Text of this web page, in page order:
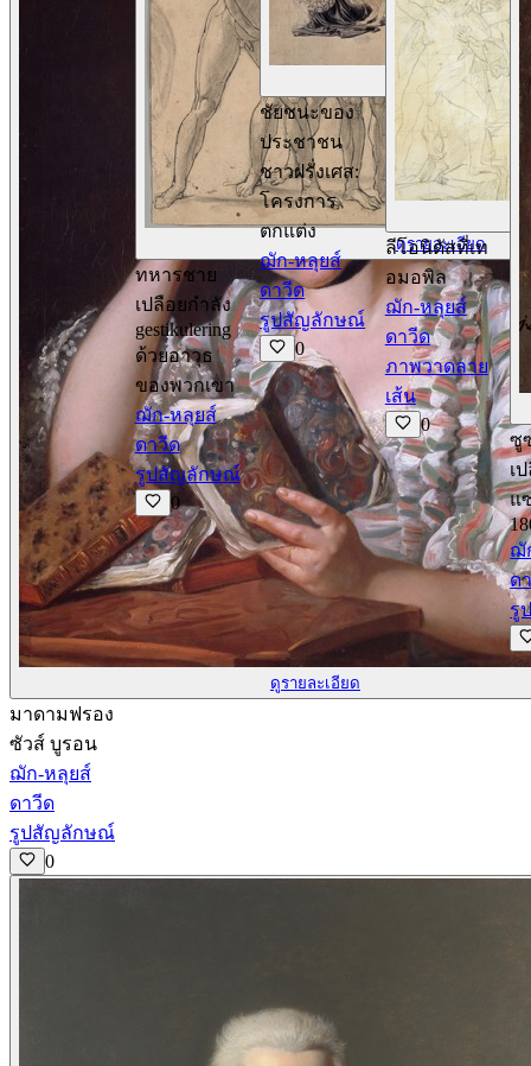
ดูรายละเอียด
มาดามฟรอง
ซัวส์ บูรอน
ฌัก-หลุยส์
ดาวีด
รูปสัญลักษณ์
0
ดูรายละเอียด
ทหารชาย
เปลือยกำลัง
gestikulering
ด้วยอาวุธ
ของพวกเขา
ฌัก-หลุยส์
ดาวีด
รูปสัญลักษณ์
0
ชัยชนะของ
ประชาชน
ชาวฝรั่งเศส:
โครงการ
ตกแต่ง
ฌัก-หลุยส์
ดาวีด
รูปสัญลักษณ์
0
ลีโอนิดัสที่เท
อมอพิล
ฌัก-หลุยส์
ดาวีด
ภาพวาดลาย
เส้น
0
ซู
เ
แ
ฌั
ด
รู